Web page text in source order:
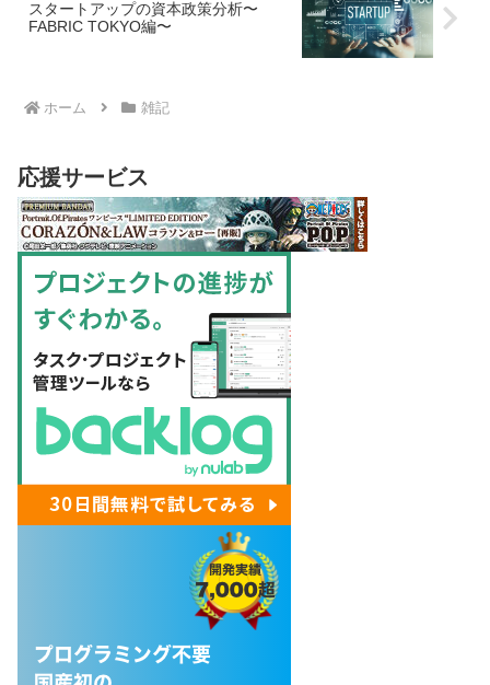
スタートアップの資本政策分析〜
FABRIC TOKYO編〜
ホーム 雑記
応援サービス